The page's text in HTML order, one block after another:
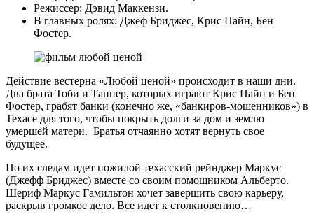
Режиссер: Дэвид Маккензи.
В главных ролях: Джеф Бриджес, Крис Пайн, Бен
Фостер.
Действие вестерна «Любой ценой» происходит в наши дни.
Два брата Тоби и Таннер, которых играют Крис Пайн и Бен
Фостер, грабят банки (конечно же, «банкиров-мошенников») в
Техасе для того, чтобы покрыть долги за дом и землю
умершей матери. Братья отчаянно хотят вернуть свое
будущее.
По их следам идет пожилой техасский рейнджер Маркус
(Джефф Бриджес) вместе со своим помощником Альберто.
Шериф Маркус Гамильтон хочет завершить свою карьеру,
раскрыв громкое дело. Все идет к столкновению…